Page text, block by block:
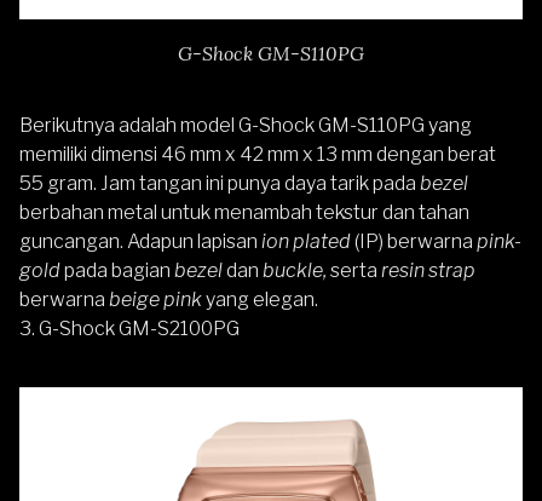
G-Shock GM-S110PG
Berikutnya adalah model G-Shock GM-S110PG yang
memiliki dimensi 46 mm x 42 mm x 13 mm dengan berat
55 gram. Jam tangan ini punya daya tarik pada bezel
berbahan metal untuk menambah tekstur dan tahan
guncangan. Adapun lapisan ion plated(IP) berwarna pink-
goldpada bagian bezeldan buckle, serta resin strap
berwarna beige pinkyang elegan.
3. G-Shock GM-S2100PG